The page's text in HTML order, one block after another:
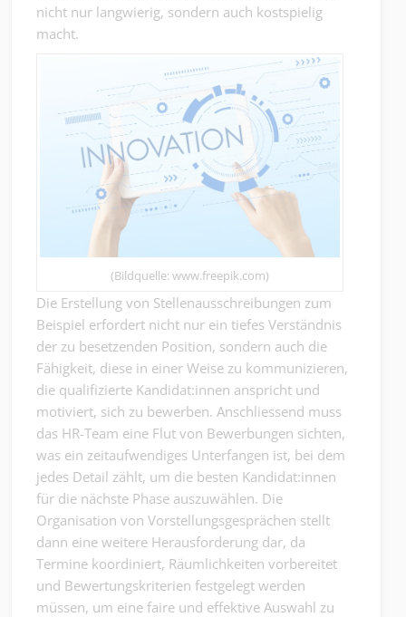
nicht nur langwierig, sondern auch kostspielig
macht.
(Bildquelle: www.freepik.com)
Die Erstellung von Stellenausschreibungen zum
Beispiel erfordert nicht nur ein tiefes Verständnis
der zu besetzenden Position, sondern auch die
Fähigkeit, diese in einer Weise zu kommunizieren,
die qualifizierte Kandidat:innen anspricht und
motiviert, sich zu bewerben. Anschliessend muss
das HR-Team eine Flut von Bewerbungen sichten,
was ein zeitaufwendiges Unterfangen ist, bei dem
jedes Detail zählt, um die besten Kandidat:innen
für die nächste Phase auszuwählen. Die
Organisation von Vorstellungsgesprächen stellt
dann eine weitere Herausforderung dar, da
Termine koordiniert, Räumlichkeiten vorbereitet
und Bewertungskriterien festgelegt werden
müssen, um eine faire und effektive Auswahl zu